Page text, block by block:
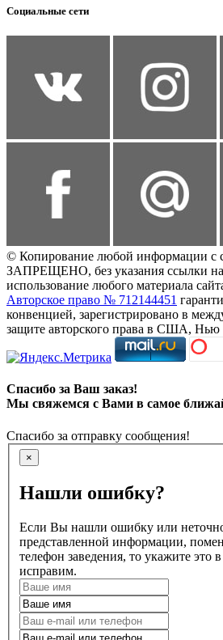
Социальные сети
© Копирование любой информации с
ЗАПРЕЩЕНО, без указания ссылки на
использование любого материала
Авторское право № 712144451
конвенцией, зарегистрировано в
защите авторского права в США, Нью
Спасибо за Ваш заказ!
Мы свяжемся с Вами в самое
Спасибо за отправку сообщения!
×
Нашли ошибку?
Если Вы нашли ошибку или
представленной информации,
телефон заведения, то укажите
исправим.